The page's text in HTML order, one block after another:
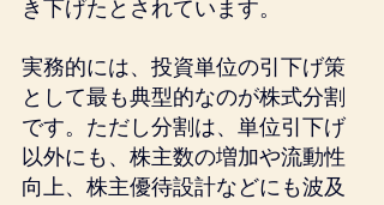
き下げたとされています。
実務的には、投資単位の引下げ策
として最も典型的なのが株式分割
です。ただし分割は、単位引下げ
以外にも、株主数の増加や流動性
向上、株主優待設計などにも波及